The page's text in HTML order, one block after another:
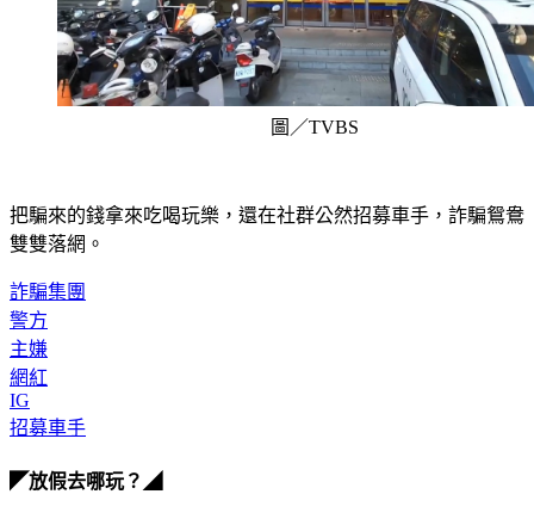
圖／TVBS
把騙來的錢拿來吃喝玩樂，還在社群公然招募車手，詐騙鴛鴦
雙雙落網。
詐騙集團
警方
主嫌
網紅
IG
招募車手
◤放假去哪玩？◢